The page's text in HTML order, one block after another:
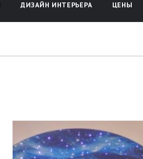
ДИЗАЙН ИНТЕРЬЕРА ЦЕНЫ